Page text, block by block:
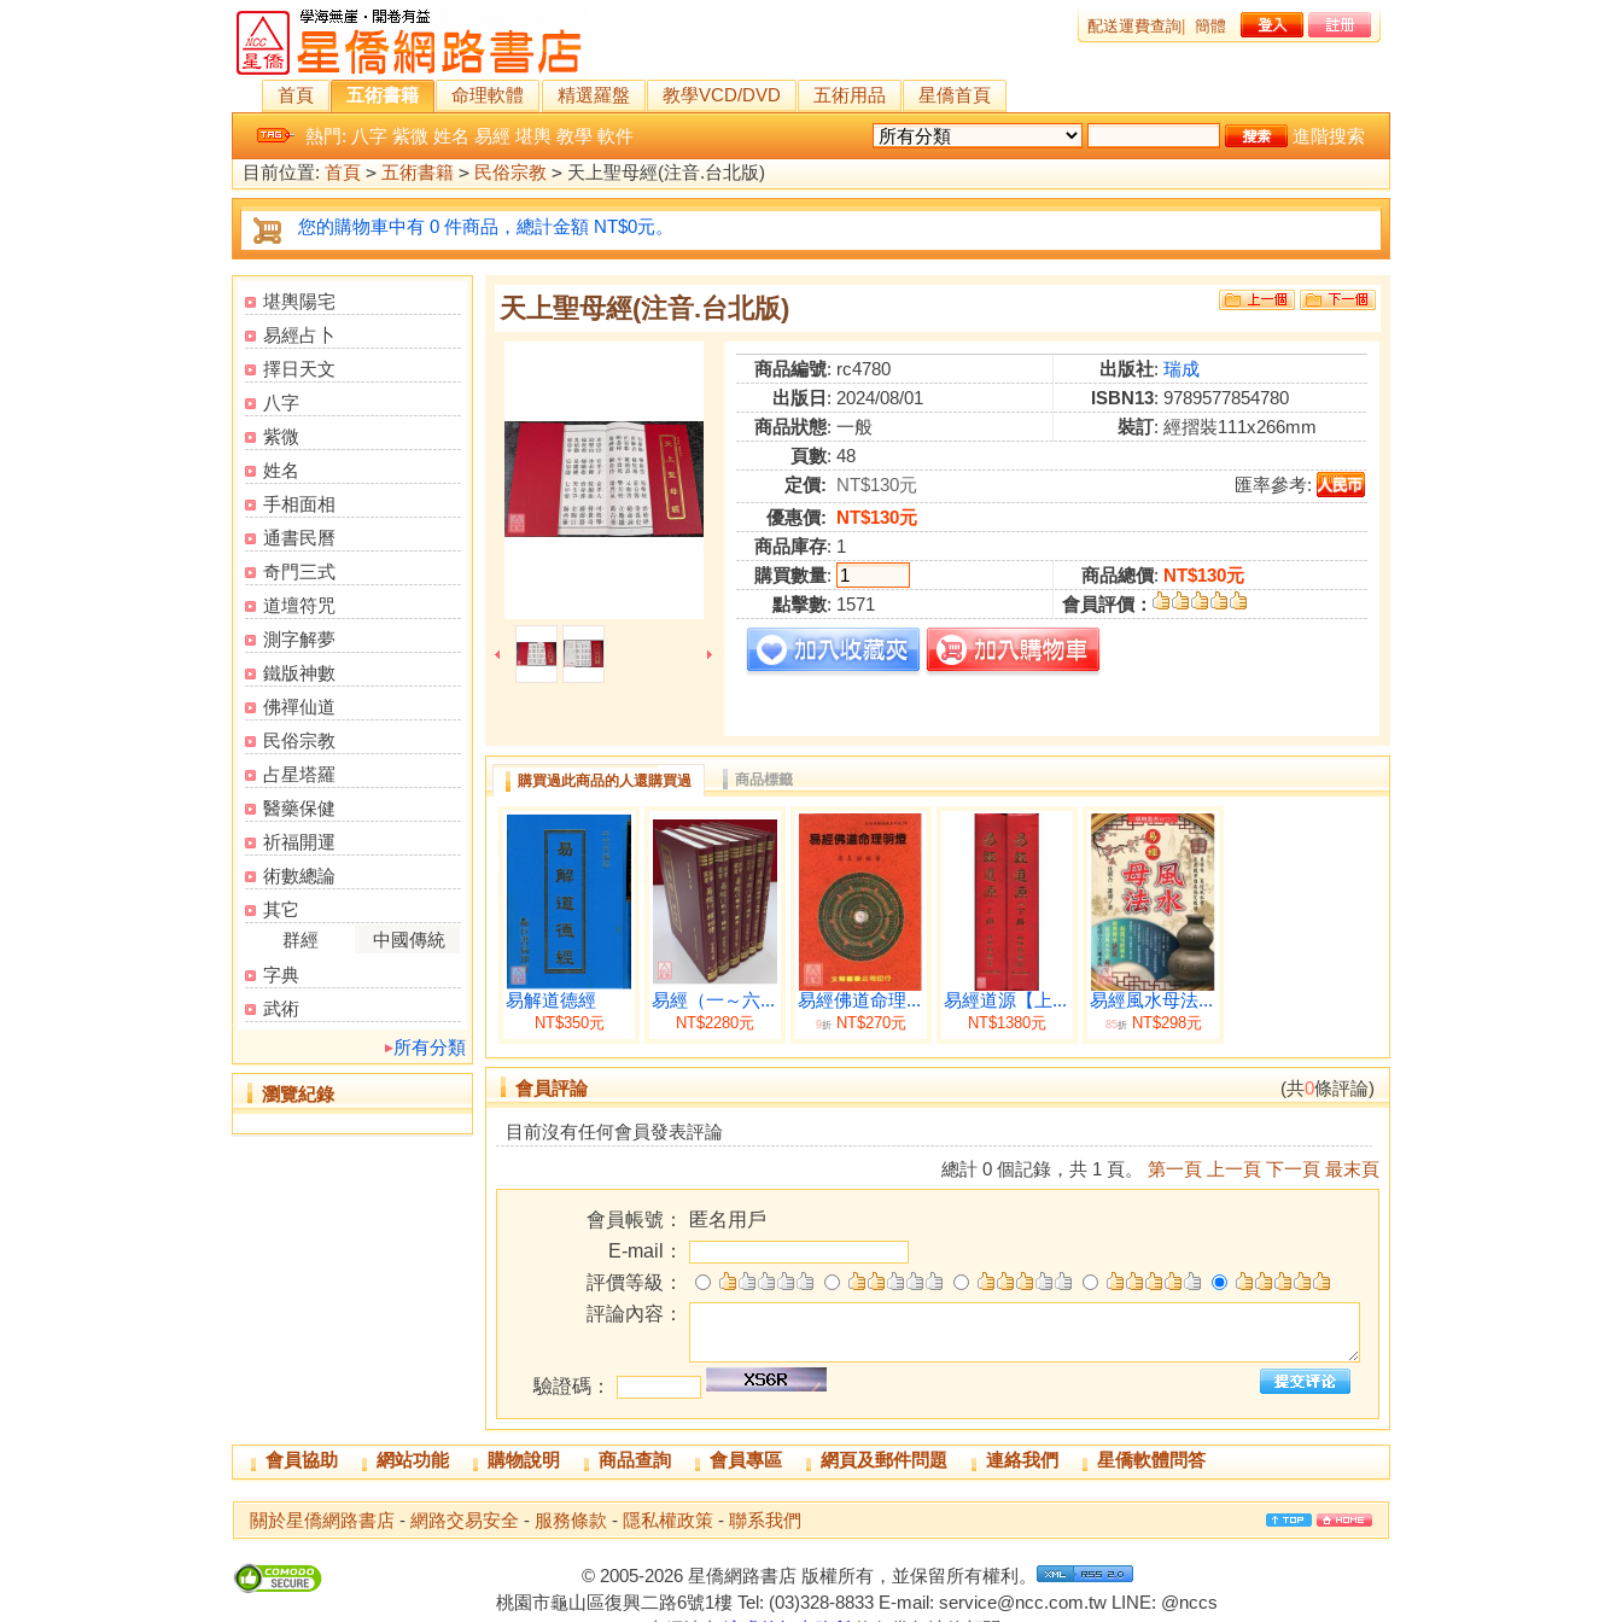
配送運費查詢 簡體
首頁 五術書籍 命理軟體 精選羅盤 教學VCD/DVD 五術用品
星僑首頁
熱門: 八字 紫微 姓名 易經 堪輿 教學 軟件
進階搜索
目前位置: 首頁 > 五術書籍 > 民俗宗教 > 天上聖母經(注音.台北版)
您的購物車中有 0 件商品，總計金額 NT$0元。
堪輿陽宅
易經占卜
擇日天文
八字
紫微
姓名
手相面相
通書民曆
奇門三式
道壇符咒
測字解夢
鐵版神數
佛禪仙道
民俗宗教
占星塔羅
醫藥保健
祈福開運
術數總論
其它
群經
中國傳統
字典
武術
所有分類
瀏覽紀錄
天上聖母經(注音.台北版)
商品編號: rc4780 出版社: 瑞成
出版日 : 2024/08/01 ISBN13: 9789577854780
商品狀態: 一般 裝訂: 經摺裝111x266mm
頁數: 48
定價: NT$130元
匯率參考:
優惠價: NT$130元
商品庫存: 1
購買數量: 商品總價: NT$130元
點擊數: 1571 會員評價：
購買過此商品的人還購買過 商品標籤
易解道德經
NT$350元
易經（一～六...
NT$2280元
易經佛道命理...
9折 NT$270元
易經道源【上...
NT$1380元
易經風水母法...
85折NT$298元
會員評論 (共0條評論)
目前沒有任何會員發表評論
總計 0 個記錄，共 1 頁。 第一頁 上一頁 下一頁 最末頁
會員帳號：
匿名用戶
E-mail：
評價等級：
評論內容：
驗證碼：
會員協助 網站功能 購物說明 商品查詢 會員專區 網頁及郵件問題 連絡我們 星僑軟體問答
關於星僑網路書店 - 網路交易安全 - 服務條款 - 隱私權政策 - 聯系我們
© 2005-2026 星僑網路書店 版權所有，並保留所有權利。
桃園市龜山區復興二路6號1樓 Tel: (03)328-8833 E-mail: service@ncc.com.tw LINE: @nccs